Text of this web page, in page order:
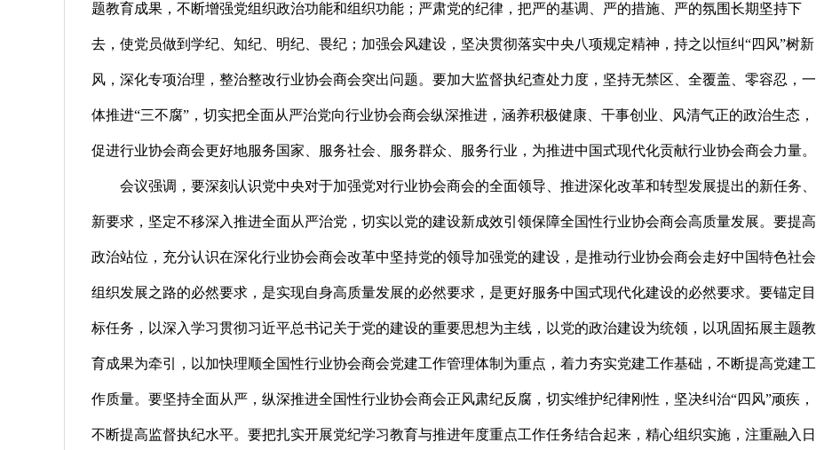
题教育成果，不断增强党组织政治功能和组织功能；严肃党的纪律，把严的基调、严的措施、严的氛围长期坚持下
去，使党员做到学纪、知纪、明纪、畏纪；加强会风建设，坚决贯彻落实中央八项规定精神，持之以恒纠“四风”树新
风，深化专项治理，整治整改行业协会商会突出问题。要加大监督执纪查处力度，坚持无禁区、全覆盖、零容忍，一
体推进“三不腐”，切实把全面从严治党向行业协会商会纵深推进，涵养积极健康、干事创业、风清气正的政治生态，
促进行业协会商会更好地服务国家、服务社会、服务群众、服务行业，为推进中国式现代化贡献行业协会商会力量。
会议强调，要深刻认识党中央对于加强党对行业协会商会的全面领导、推进深化改革和转型发展提出的新任务、
新要求，坚定不移深入推进全面从严治党，切实以党的建设新成效引领保障全国性行业协会商会高质量发展。要提高
政治站位，充分认识在深化行业协会商会改革中坚持党的领导加强党的建设，是推动行业协会商会走好中国特色社会
组织发展之路的必然要求，是实现自身高质量发展的必然要求，是更好服务中国式现代化建设的必然要求。要锚定目
标任务，以深入学习贯彻习近平总书记关于党的建设的重要思想为主线，以党的政治建设为统领，以巩固拓展主题教
育成果为牵引，以加快理顺全国性行业协会商会党建工作管理体制为重点，着力夯实党建工作基础，不断提高党建工
作质量。要坚持全面从严，纵深推进全国性行业协会商会正风肃纪反腐，切实维护纪律刚性，坚决纠治“四风”顽疾，
不断提高监督执纪水平。要把扎实开展党纪学习教育与推进年度重点工作任务结合起来，精心组织实施，注重融入日